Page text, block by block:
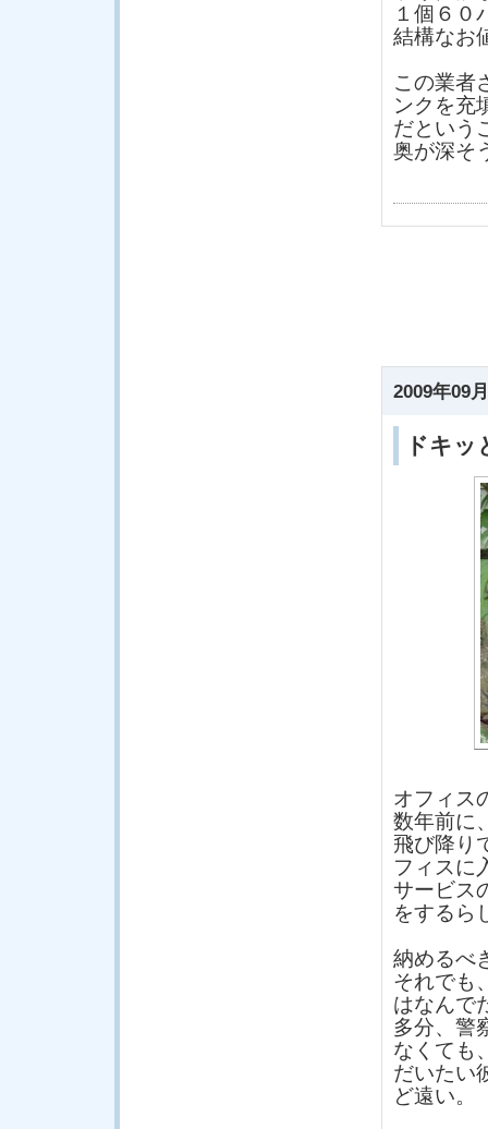
１個６０
結構なお
この業者
ンクを充
だという
奥が深そ
2009年09
ドキ
オフィス
数年前に
飛び降り
フィスに
サービス
をするら
納めるべ
それでも
はなんで
多分、警
なくても
だいたい
ど遠い。